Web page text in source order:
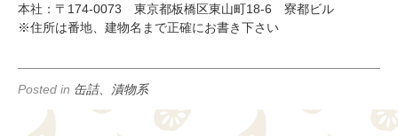
本社：〒174-0073 東京都板橋区東山町18-6 寮都ビル
※住所は番地、建物名まで正確にお書き下さい
Posted in 缶詰、漬物系